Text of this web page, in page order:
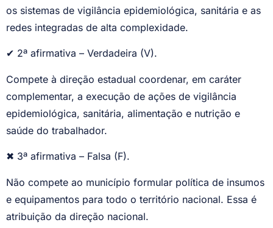
os sistemas de vigilância epidemiológica, sanitária e as
redes integradas de alta complexidade.
✔ 2ª afirmativa – Verdadeira (V).
Compete à direção estadual coordenar, em caráter
complementar, a execução de ações de vigilância
epidemiológica, sanitária, alimentação e nutrição e
saúde do trabalhador.
✖ 3ª afirmativa – Falsa (F).
Não compete ao município formular política de insumos
e equipamentos para todo o território nacional. Essa é
atribuição da direção nacional.